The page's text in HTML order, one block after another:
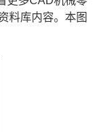
料库内容。本图